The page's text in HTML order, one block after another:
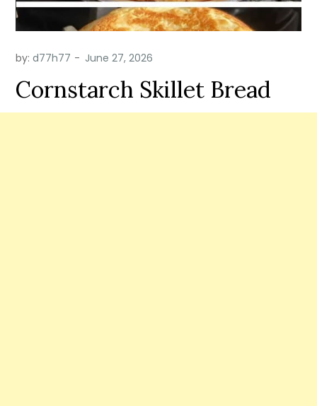
by:d77h77
Cornstarch Skillet Bread